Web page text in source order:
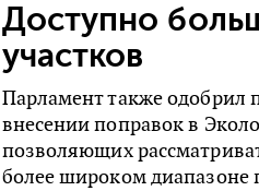
Доступно
участков
Парламент также одобрил
внесении поправок в
позволяющих
более широком диапазоне